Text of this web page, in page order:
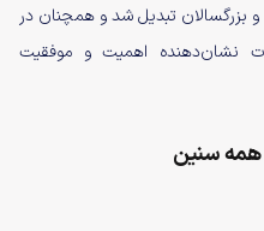
بزرگسالان تبدیل شد و همچنان در
نشان‌دهنده اهمیت و موفقیت
همه سنین